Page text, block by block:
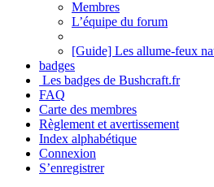
Membres
L’équipe du forum
[Guide] Les allume-feux
badges
Les badges de Bushcraft.fr
FAQ
Carte des membres
Règlement et avertissement
Index alphabétique
Connexion
S’enregistrer